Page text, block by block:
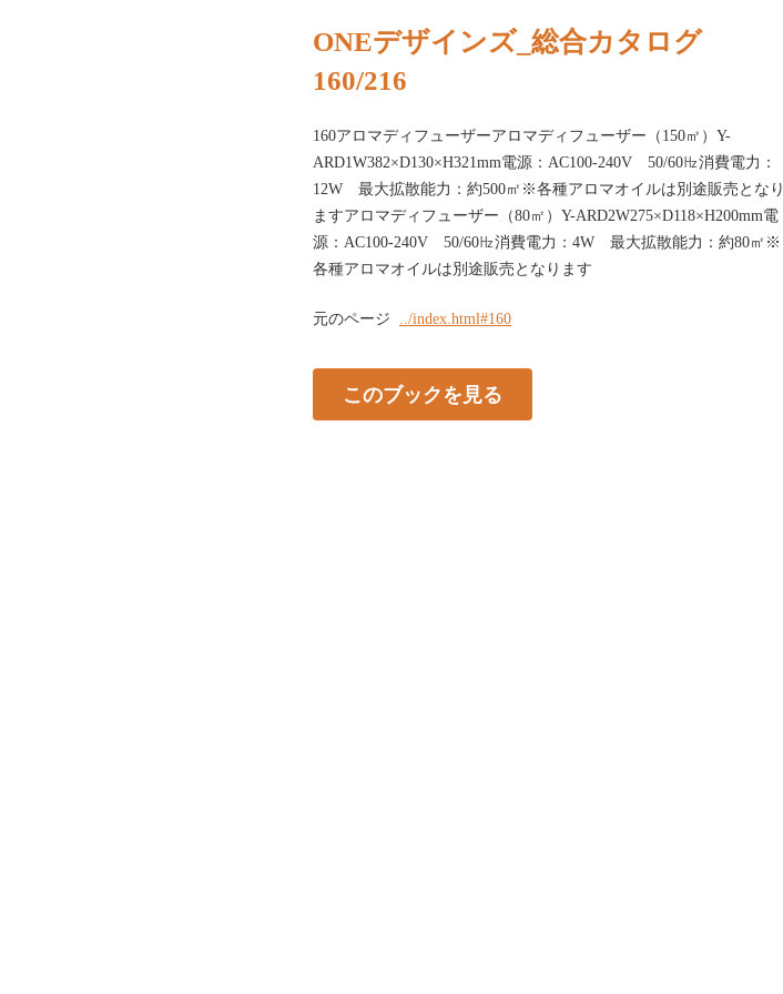
ONEデザインズ_総合カタログ
160/216
160アロマディフューザーアロマディフューザー（150㎡）Y-
ARD1W382×D130×H321mm電源：AC100-240V 50/60㎐消費電力：
12W 最大拡散能力：約500㎡※各種アロマオイルは別途販売となり
ますアロマディフューザー（80㎡）Y-ARD2W275×D118×H200mm電
源：AC100-240V 50/60㎐消費電力：4W 最大拡散能力：約80㎡※
各種アロマオイルは別途販売となります
元のページ ../index.html#160
このブックを見る